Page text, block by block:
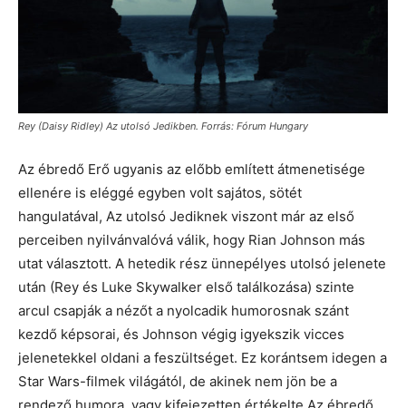
Rey (Daisy Ridley) Az utolsó Jedikben. Forrás: Fórum Hungary
Az ébredő Erő ugyanis az előbb említett átmenetisége
ellenére is eléggé egyben volt sajátos, sötét
hangulatával, Az utolsó Jediknek viszont már az első
perceiben nyilvánvalóvá válik, hogy Rian Johnson más
utat választott. A hetedik rész ünnepélyes utolsó jelenete
után (Rey és Luke Skywalker első találkozása) szinte
arcul csapják a nézőt a nyolcadik humorosnak szánt
kezdő képsorai, és Johnson végig igyekszik vicces
jelenetekkel oldani a feszültséget. Ez korántsem idegen a
Star Wars-filmek világától, de akinek nem jön be a